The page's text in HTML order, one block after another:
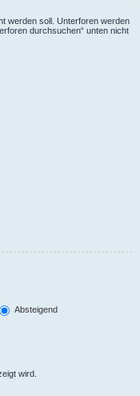
werden soll. Unterforen werden
durchsuchen“ unten nicht
Absteigend
wird.